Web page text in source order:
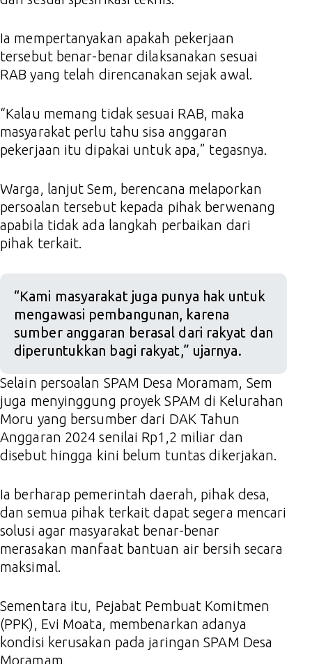
Ia mempertanyakan apakah pekerjaan
tersebut benar-benar dilaksanakan sesuai
RAB yang telah direncanakan sejak awal.
“Kalau memang tidak sesuai RAB, maka
masyarakat perlu tahu sisa anggaran
pekerjaan itu dipakai untuk apa,” tegasnya.
Warga, lanjut Sem, berencana melaporkan
persoalan tersebut kepada pihak berwenang
apabila tidak ada langkah perbaikan dari
pihak terkait.
“Kami masyarakat juga punya hak untuk
mengawasi pembangunan, karena
sumber anggaran berasal dari rakyat dan
diperuntukkan bagi rakyat,” ujarnya.
Selain persoalan SPAM Desa Moramam, Sem
juga menyinggung proyek SPAM di Kelurahan
Moru yang bersumber dari DAK Tahun
Anggaran 2024 senilai Rp1,2 miliar dan
disebut hingga kini belum tuntas dikerjakan.
Ia berharap pemerintah daerah, pihak desa,
dan semua pihak terkait dapat segera mencari
solusi agar masyarakat benar-benar
merasakan manfaat bantuan air bersih secara
maksimal.
Sementara itu, Pejabat Pembuat Komitmen
(PPK), Evi Moata, membenarkan adanya
kondisi kerusakan pada jaringan SPAM Desa
Moramam.